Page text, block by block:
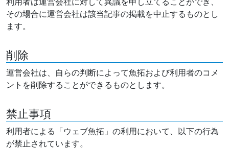
利用者は運営会社に対して異議を申し立てることができ、
その場合に運営会社は該当記事の掲載を中止するものとし
ます。
削除
運営会社は、自らの判断によって魚拓および利用者のコメ
ントを削除することができるものとします。
禁止事項
利用者による「ウェブ魚拓」の利用において、以下の行為
が禁止されています。